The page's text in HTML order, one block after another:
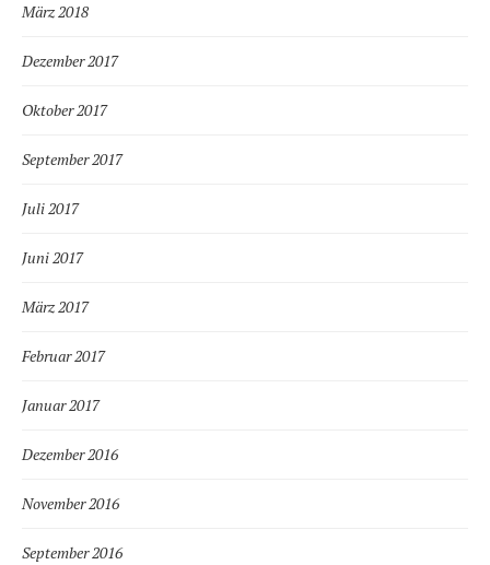
März 2018
Dezember 2017
Oktober 2017
September 2017
Juli 2017
Juni 2017
März 2017
Februar 2017
Januar 2017
Dezember 2016
November 2016
September 2016